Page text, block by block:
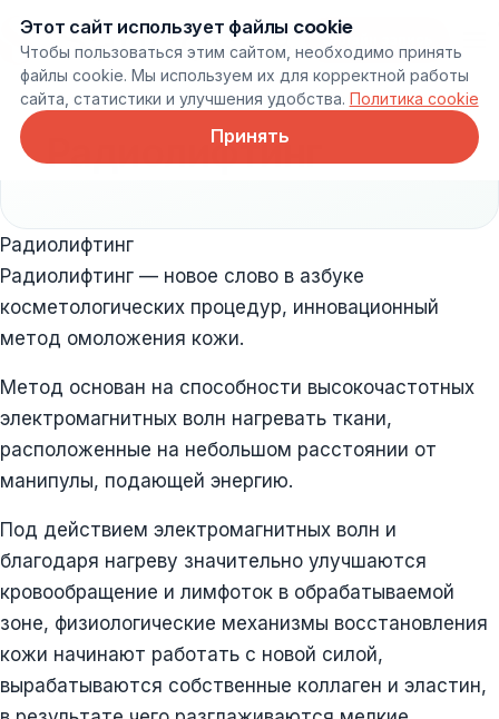
Онлайн запись
Радиолифтинг
Радиолифтинг
Радиолифтинг — новое слово в азбуке
косметологических процедур, инновационный
метод омоложения кожи.
Метод основан на способности высокочастотных
электромагнитных волн нагревать ткани,
расположенные на небольшом расстоянии от
манипулы, подающей энергию.
Под действием электромагнитных волн и
благодаря нагреву значительно улучшаются
кровообращение и лимфоток в обрабатываемой
зоне, физиологические механизмы восстановления
кожи начинают работать с новой силой,
вырабатываются собственные коллаген и эластин,
Этот сайт использует файлы cookie
Чтобы пользоваться этим сайтом, необходимо принять
файлы cookie. Мы используем их для корректной работы
сайта, статистики и улучшения удобства. Политика cookie
Принять